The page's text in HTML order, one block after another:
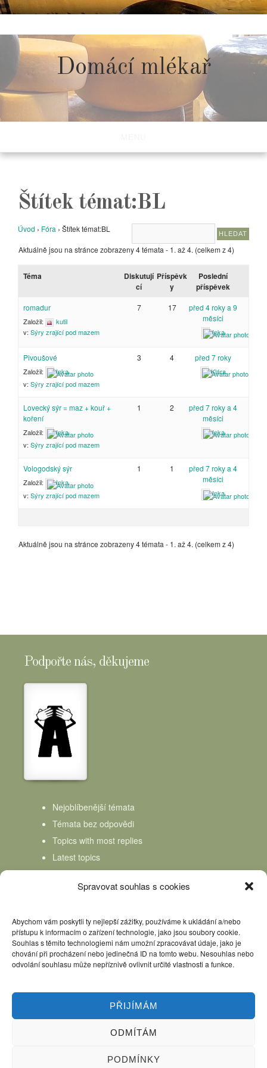
Spravovat souhlas s cookies
Abychom vám poskytli ty nejlepší zážitky, používáme k ukládání a/nebo
přístupu k informacím o zařízení technologie, jako jsou soubory cookie.
Souhlas s těmito technologiemi nám umožní zpracovávat údaje, jako je
chování při procházení nebo jedinečná ID na tomto webu. Nesouhlas nebo
odvolání souhlasu může nepříznivě ovlivnit určité vlastnosti a funkce.
PŘIJÍMÁM
ODMÍTÁM
PODMÍNKY
to
content
Domácí mlékař
Štítek témat:BL
Úvod › Fóra › Štítek témat:BL
Aktuálně jsou na stránce zobrazeny 4 témata - 1. až 4. (celkem z 4)
Téma
Diskutují
cí
Příspěvk
y
Poslední
příspěvek
romadur
Založil:
kutil
v: Sýry zrající pod mazem
7 17
před 4 roky a 9
měsíci
Inka
Pivoušové
Založil:
Inka
v: Sýry zrající pod mazem
3 4 před 7 roky
Klára
Lovecký sýr = maz + kouř +
koření
Založil:
Inka
v: Sýry zrající pod mazem
1 2
před 7 roky a 4
měsíci
Inka
Vologodský sýr
Založil:
Inka
v: Sýry zrající pod mazem
1 1
před 7 roky a 4
měsíci
Inka
Aktuálně jsou na stránce zobrazeny 4 témata - 1. až 4. (celkem z 4)
Podpořte nás, děkujeme
Nejoblíbenější témata
Témata bez odpovědi
Topics with most replies
Latest topics
Topics Freshness
Kniha Domácí mlékař Nápověda